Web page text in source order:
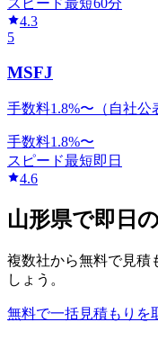
スピード最短60分
4.3
5
MSFJ
手数料1.8%〜（自社公
手数料1.8%〜
スピード最短即日
4.6
山形県で即日
複数社から無料で見積
しょう。
無料で一括見積もりを